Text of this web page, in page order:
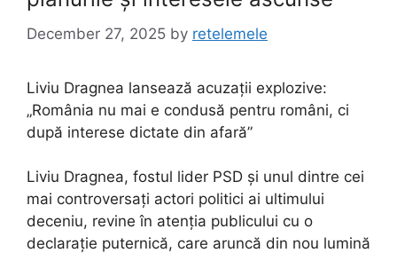
December 27, 2025 by retelemele
Liviu Dragnea lansează acuzații explozive:
„România nu mai e condusă pentru români, ci
după interese dictate din afară”
Liviu Dragnea, fostul lider PSD și unul dintre cei
mai controversați actori politici ai ultimului
deceniu, revine în atenția publicului cu o
declarație puternică, care aruncă din nou lumină